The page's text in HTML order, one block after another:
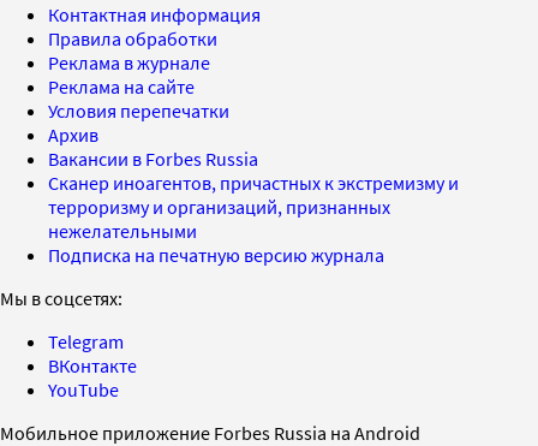
Контактная информация
Правила обработки
Реклама в журнале
Реклама на сайте
Условия перепечатки
Архив
Вакансии в Forbes Russia
Сканер иноагентов, причастных к экстремизму и
терроризму и организаций, признанных
нежелательными
Подписка на печатную версию журнала
Мы в соцсетях:
Telegram
ВКонтакте
YouTube
Мобильное приложение Forbes Russia на Android